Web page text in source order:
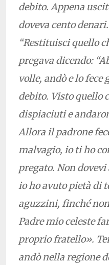
debito. Appena
doveva cento
“Restituisci quello
pregava dicendo:
volle, andò e lo
debito. Visto quello
dispiaciuti e
Allora il padrone
malvagio, io ti ho
pregato. Non
io ho avuto pietà di
aguzzini, finché
Padre mio celeste
proprio fratello».
andò nella regione